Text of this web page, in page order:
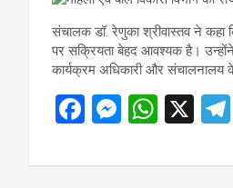
संचालक डॉ. रेणुका श्रीवास्तव ने कहा
पर सक्रियता बेहद आवश्यक है। उन्होंने
कार्यक्रम अधिकारी और संचालनालय
F
ce
M
se
W
at
X